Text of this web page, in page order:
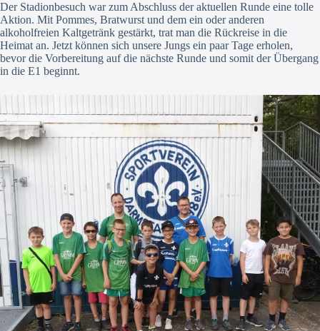
Der Stadionbesuch war zum Abschluss der aktuellen Runde eine tolle
Aktion. Mit Pommes, Bratwurst und dem ein oder anderen
alkoholfreien Kaltgetränk gestärkt, trat man die Rückreise in die
Heimat an. Jetzt können sich unsere Jungs ein paar Tage erholen,
bevor die Vorbereitung auf die nächste Runde und somit der Übergang
in die E1 beginnt.